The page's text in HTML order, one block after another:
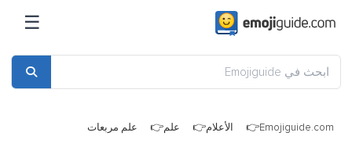
☰
Emojiguide.com الأعلام علم علم مربعات